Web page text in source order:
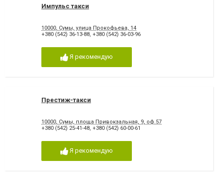
Импульс такси
10000, Сумы, улица Прокофьева, 14
+380 (542) 36-13-88, +380 (542) 36-03-96
Я рекомендую
Престиж-такси
10000, Сумы, площа Привокзальная, 9, оф.57
+380 (542) 25-41-48, +380 (542) 60-00-61
Я рекомендую